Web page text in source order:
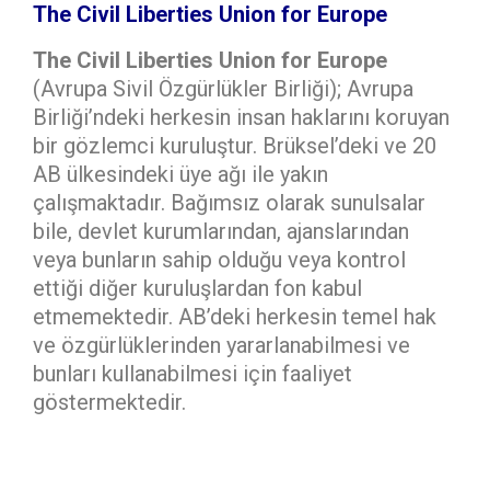
The Civil Liberties Union for Europe
The Civil Liberties Union for Europe
(Avrupa Sivil Özgürlükler Birliği); Avrupa
Birliği’ndeki herkesin insan haklarını koruyan
bir gözlemci kuruluştur. Brüksel’deki ve 20
AB ülkesindeki üye ağı ile yakın
çalışmaktadır. Bağımsız olarak sunulsalar
bile, devlet kurumlarından, ajanslarından
veya bunların sahip olduğu veya kontrol
ettiği diğer kuruluşlardan fon kabul
etmemektedir. AB’deki herkesin temel hak
ve özgürlüklerinden yararlanabilmesi ve
bunları kullanabilmesi için faaliyet
göstermektedir.